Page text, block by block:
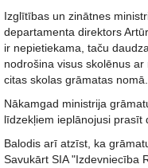
Izglītības un zinātnes
departamenta direktors
ir nepietiekama, taču
nodrošina visus skolēnus
citas skolas grāmatas nomā.
Nākamgad ministrija
līdzekļiem ieplānojusi prasīt
Balodis arī atzīst, ka
Savukārt SIA "Izdevniecība